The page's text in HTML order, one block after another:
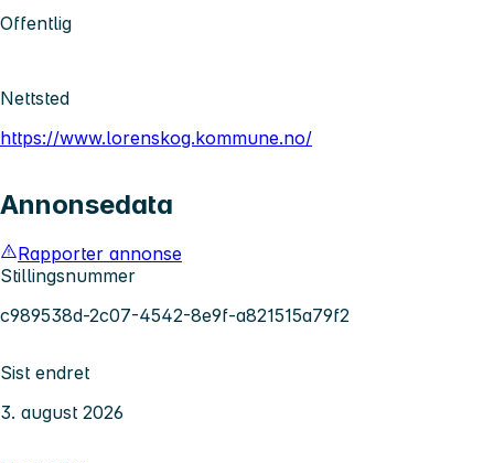
Offentlig
Nettsted
https://www.lorenskog.kommune.no/
Annonsedata
Rapporter annonse
Stillingsnummer
c989538d-2c07-4542-8e9f-a821515a79f2
Sist endret
3. august 2026